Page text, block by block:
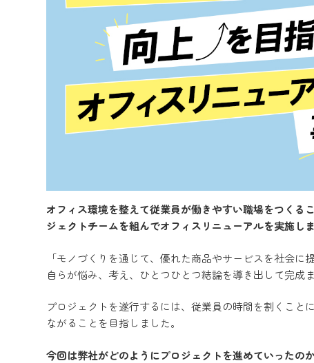
オフィス環境を整えて従業員が働きやすい職場をつくる
ジェクトチームを組んでオフィスリニューアルを実施しま
「モノづくりを通じて、優れた商品やサービスを社会
自らが悩み、考え、ひとつひとつ結論を導き出して完成
プロジェクトを遂行するには、従業員の時間を割くこ
ながることを目指しました。
今回は弊社がどのようにプロジェクトを進めていったの